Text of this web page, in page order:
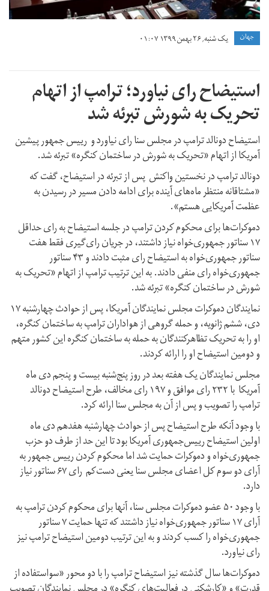
جهان یک شنبه, ۲۶ بهمن ۱۳۹۹ ۰۱:۰۷
استیضاح رای نیاورد؛ ترامپ از اتهام
تحریک به شورش تبرئه شد
استیضاح دونالد ترامپ در مجلس سنا رای نیاورد و رییس جمهور پیشین
آمریکا از اتهام «تحریک به شورش در ساختمان کنگره» تبرئه شد.
دونالد ترامپ در نخستین واکنش پس از تبرئه در استیضاح، گفت که
«مشتاقانه منتظر ماه‌های آینده برای ادامه دادن مسیر در رسیدن به
عظمت آمریکایی هستم».
دموکرات‌ها برای محکوم کردن ترامپ در جلسه استیضاح به رای حداقل
۱۷ سناتور جمهوری‌خواه نیاز داشتند، در جریان رای‌‌گیری فقط هفت
سناتور جمهوری‌خواه به استیضاح رای مثبت دادند و ۴۳ سناتور
جمهوری‌خواه رای منفی دادند. به این ترتیب ترامپ از اتهام «تحریک به
شورش در ساختمان کنگره» تبرئه شد.
نمایندگان دموکرات مجلس نمایندگان آمریکا، پس از حوادث چهارشنبه ۱۷
دی، ششم ژانویه، و حمله گروهی از هواداران ترامپ به ساختمان کنگره،
او را به تحریک تظاهرکنندگان به حمله به ساختمان کنگره این کشور متهم
و دومین استیضاح او را ارائه کردند.
مجلس نمایندگان یک هفته بعد در روز پنج‌شنبه بیست و پنجم دی ماه
آمریکا با ۲۳۲ رای موافق و ۱۹۷ رای مخالف، طرح استیضاح دونالد
ترامپ را تصویب و پس از آن به مجلس سنا ارائه کرد.
با وجود آنکه طرح استیضاح پس از حوادث چهارشنبه هفدهم دی ماه
اولین استیضاح رییس‌جمهوری آمریکا بود تا این حد از طرف دو حزب
جمهوری‌خواه و دموکرات حمایت شد اما محکوم کردن رییس جمهور به
آرای دو سوم کل اعضای مجلس سنا یعنی دست‌کم رای ۶۷ سناتور نیاز
دارد.
با وجود ۵۰ عضو دموکرات مجلس سنا، آنها برای محکوم کردن ترامپ به
آرای ۱۷ سناتور جمهوری‌خواه نیاز داشتند که تنها حمایت ۷ سناتور
جمهوری‌خواه را کسب کردند و به این ترتیب دومین استیضاح ترامپ نیز
رای نیاورد.
دموکرات‌ها سال گذشته نیز استیضاح ترامپ را با دو محور «سواستفاده از